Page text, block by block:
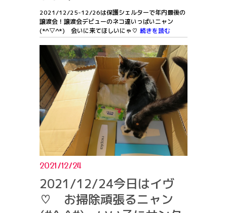
2021/12/25-12/26は保護シェルターで年内最後の
譲渡会！譲渡会デビューのネコ達いっぱいニャン
(*^▽^*) 会いに来てほしいにゃ♡ 続きを読む
2021/12/24
2021/12/24今日はイヴ
♡ お掃除頑張るニャン